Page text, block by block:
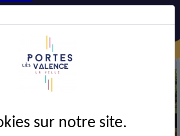
sur notre site.